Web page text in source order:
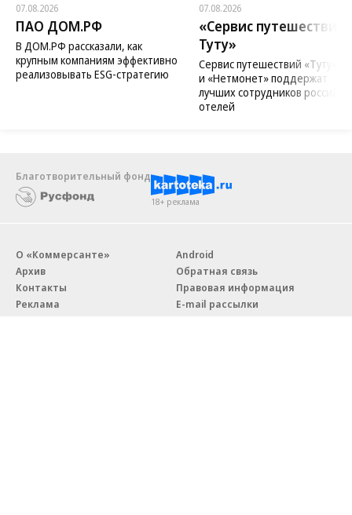
07.08.2026
ПАО ДОМ.РФ
В ДОМ.РФ рассказали, как
крупным компаниям эффективно
реализовывать ESG-стратегию
07.08.2026
«Сервис путешествий
Туту»
Сервис путешествий «Туту»
и «Нетмонет» поддержат
лучших сотрудников
отелей
Благотворительный фонд
18+ реклама
О «Коммерсанте»
Архив
Контакты
Реклама
Android
Обратная связь
Правовая информация
E-mail рассылки